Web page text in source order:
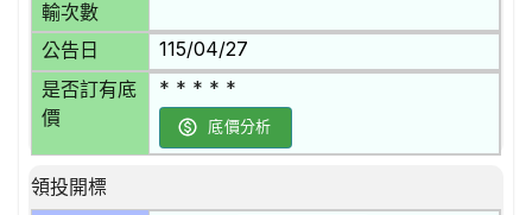
輸次數
公告日 115/04/27
是否訂有底
價
* * * * *
底價分析
領投開標